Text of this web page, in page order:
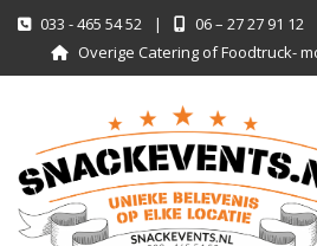
033 - 465 54 52 | 06 – 27 27 91 12
Overige Catering of Foodtruck-